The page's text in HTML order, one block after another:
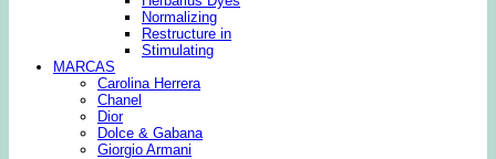
Normalizing
Restructure in
Stimulating
MARCAS
Carolina Herrera
Chanel
Dior
Dolce & Gabana
Giorgio Armani